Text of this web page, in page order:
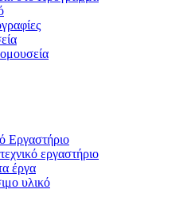
Εργαστήριο
εργαστήριο
έργα
υλικό